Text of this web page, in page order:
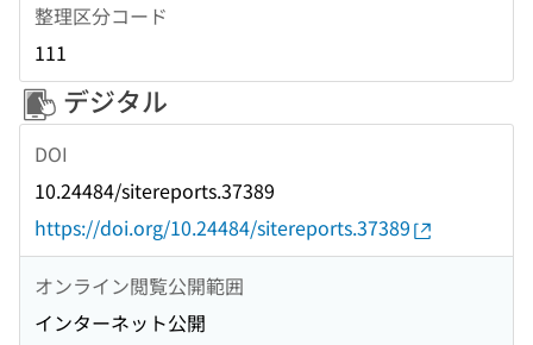
整理区分コード
111
デジタル
DOI
10.24484/sitereports.37389
https://doi.org/10.24484/sitereports.37389
オンライン閲覧公開範囲
インターネット公開